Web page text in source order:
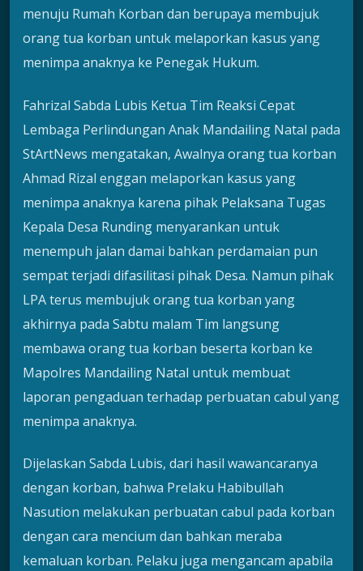
menuju Rumah Korban dan berupaya membujuk
orang tua korban untuk melaporkan kasus yang
menimpa anaknya ke Penegak Hukum.
Fahrizal Sabda Lubis Ketua Tim Reaksi Cepat
Lembaga Perlindungan Anak Mandailing Natal pada
StArtNews mengatakan, Awalnya orang tua korban
Ahmad Rizal enggan melaporkan kasus yang
menimpa anaknya karena pihak Pelaksana Tugas
Kepala Desa Runding menyarankan untuk
menempuh jalan damai bahkan perdamaian pun
sempat terjadi difasilitasi pihak Desa. Namun pihak
LPA terus membujuk orang tua korban yang
akhirnya pada Sabtu malam Tim langsung
membawa orang tua korban beserta korban ke
Mapolres Mandailing Natal untuk membuat
laporan pengaduan terhadap perbuatan cabul yang
menimpa anaknya.
Dijelaskan Sabda Lubis, dari hasil wawancaranya
dengan korban, bahwa Prelaku Habibullah
Nasution melakukan perbuatan cabul pada korban
dengan cara mencium dan bahkan meraba
kemaluan korban. Pelaku juga mengancam apabila